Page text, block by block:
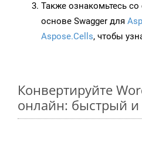
Также ознакомьтесь
основе Swagger для
Aspose.Cells, чтобы
Конвертируйте
онлайн: быстрый и